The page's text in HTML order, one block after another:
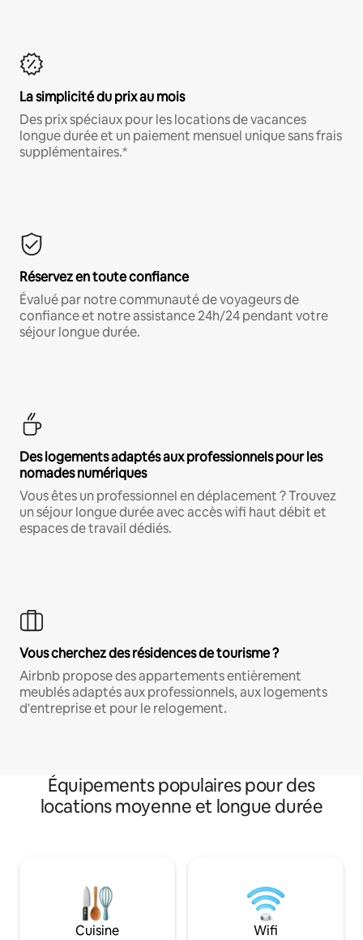
La simplicité du prix au mois
Des prix spéciaux pour les locations de vacances
longue durée et un paiement mensuel unique sans frais
supplémentaires.*
Réservez en toute confiance
Évalué par notre communauté de voyageurs de
confiance et notre assistance 24h/24 pendant votre
séjour longue durée.
Des logements adaptés aux professionnels pour les
nomades numériques
Vous êtes un professionnel en déplacement ? Trouvez
un séjour longue durée avec accès wifi haut débit et
espaces de travail dédiés.
Vous cherchez des résidences de tourisme ?
Airbnb propose des appartements entièrement
meublés adaptés aux professionnels, aux logements
d'entreprise et pour le relogement.
Équipements populaires pour des
locations moyenne et longue durée
Cuisine Wifi